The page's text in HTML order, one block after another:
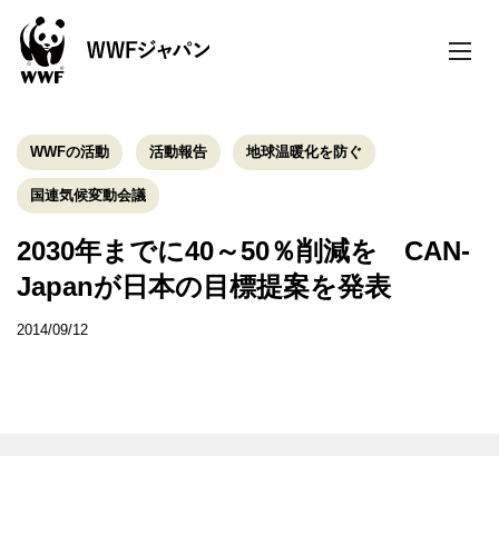
toggle
WWFの活動 活動報告 地球温暖化を防ぐ
国連気候変動会議
2030年までに40～50％削減を CAN-
Japanが日本の目標提案を発表
2014/09/12